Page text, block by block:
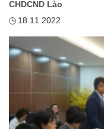
CHDCND Lào
18.11.2022